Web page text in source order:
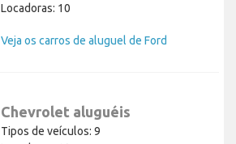
Locadoras: 10
Veja os carros de aluguel de Ford
Chevrolet aluguéis
Tipos de veículos: 9